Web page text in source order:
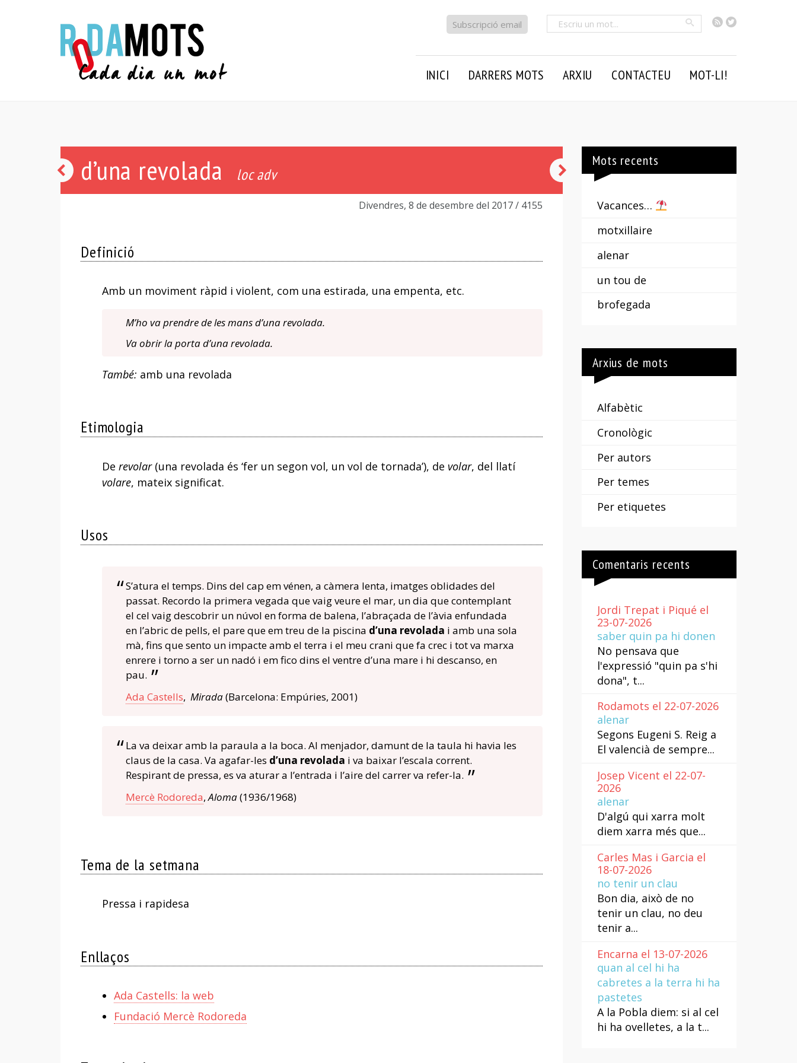
RSSTwitter
Cercar
Subscripció email
INICI DARRERS MOTS ARXIU CONTACTEU MOT-LI!
d’una revolada loc adv
Divendres, 8 de desembre del 2017/ 4155
Definició
Amb un moviment ràpid i violent, com una estirada, una empenta, etc.
M’ho va prendre de les mans d’una revolada.
Va obrir la porta d’una revolada.
També: amb una revolada
Etimologia
De revolar(una revolada és ‘fer un segon vol, un vol de tornada’), de volar, del llatí
volare, mateix significat.
Usos
S’atura el temps. Dins del cap em vénen, a càmera lenta, imatges oblidades del
passat. Recordo la primera vegada que vaig veure el mar, un dia que contemplant
el cel vaig descobrir un núvol en forma de balena, l’abraçada de l’àvia enfundada
en l’abric de pells, el pare que em treu de la piscina d’una revolada i amb una sola
mà, fins que sento un impacte amb el terra i el meu crani que fa crec i tot va marxa
enrere i torno a ser un nadó i em fico dins el ventre d’una mare i hi descanso, en
pau.
Ada Castells, Mirada(Barcelona: Empúries, 2001)
La va deixar amb la paraula a la boca. Al menjador, damunt de la taula hi havia les
claus de la casa. Va agafar-les d’una revolada i va baixar l’escala corrent.
Respirant de pressa, es va aturar a l’entrada i l’aire del carrer va refer-la.
Mercè Rodoreda,Aloma(1936/1968)
Tema de la setmana
Pressa i rapidesa
Enllaços
Ada Castells: la web
Fundació Mercè Rodoreda
hala
Mots recents
Vacances…
motxillaire
alenar
un tou de
brofegada
Arxius de mots
Alfabètic
Cronològic
Per autors
Per temes
Per etiquetes
Comentaris recents
Jordi Trepat i Piqué el
23-07-2026
saber quin pa hi donen
No pensava que
l'expressió "quin pa s'hi
dona", t...
Rodamots el 22-07-2026
alenar
Segons Eugeni S. Reig a
El valencià de sempre...
Josep Vicent el 22-07-
2026
alenar
D'algú qui xarra molt
diem xarra més que...
Carles Mas i Garcia el
18-07-2026
no tenir un clau
Bon dia, això de no
tenir un clau, no deu
tenir a...
Encarna el 13-07-2026
quan al cel hi ha
cabretes a la terra hi ha
pastetes
A la Pobla diem: si al cel
hi ha ovelletes, a la t...